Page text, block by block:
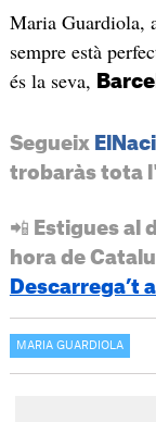
Maria Guardiola,
sempre està
és la seva,
Segueix
trobaràs tota
📲 Estigues al
hora de
Descarrega’t
MARIA GUARDIOLA